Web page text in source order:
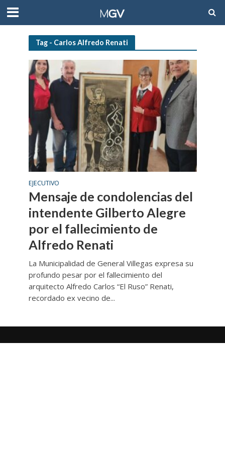
Tag - Carlos Alfredo Renati
EJECUTIVO
Mensaje de condolencias del
intendente Gilberto Alegre
por el fallecimiento de
Alfredo Renati
La Municipalidad de General Villegas expresa su
profundo pesar por el fallecimiento del
arquitecto Alfredo Carlos “El Ruso” Renati,
recordado ex vecino de...